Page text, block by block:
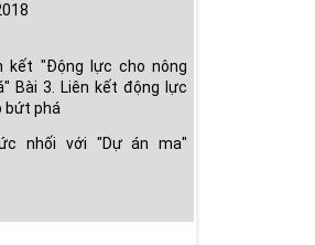
kết "Động lực cho nông
Bài 3. Liên kết động lực
bứt phá
nhối với "Dự án ma"